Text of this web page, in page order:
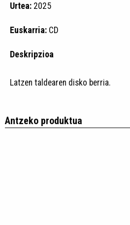
Urtea: 2025
Euskarria: CD
Deskripzioa
Latzen taldearen disko berria.
Antzeko produktua